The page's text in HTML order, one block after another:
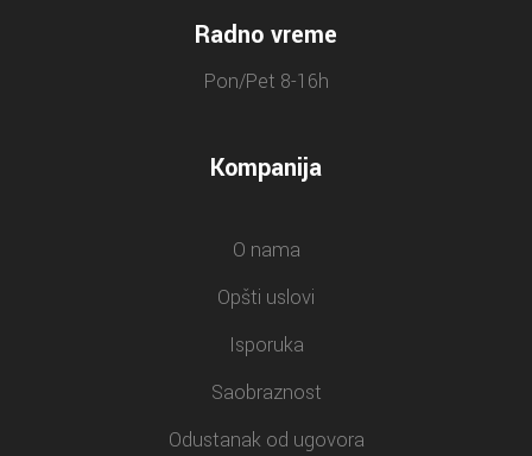
Radno vreme
Pon/Pet 8-16h
Kompanija
O nama
Opšti uslovi
Isporuka
Saobraznost
Odustanak od ugovora